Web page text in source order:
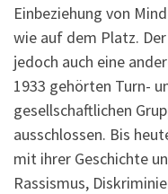
Einbeziehung von
wie auf dem Platz.
jedoch auch eine
1933 gehörten Turn-
gesellschaftlichen
ausschlossen. Bis
mit ihrer Geschichte
Rassismus,